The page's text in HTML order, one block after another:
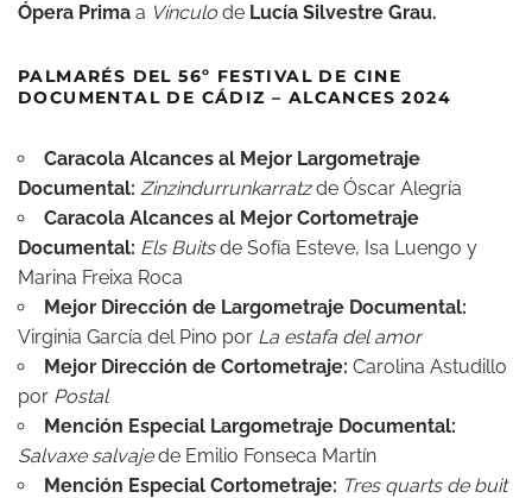
Ópera Prima a Vínculo de Lucía Silvestre Grau.
PALMARÉS DEL 56º FESTIVAL DE CINE
DOCUMENTAL DE CÁDIZ – ALCANCES 2024
Caracola Alcances al Mejor Largometraje
Documental: Zinzindurrunkarratzde Óscar Alegría
Caracola Alcances al Mejor Cortometraje
Documental: Els Buitsde Sofía Esteve, Isa Luengo y
Marina Freixa Roca
Mejor Dirección de Largometraje Documental:
Virginia García del Pino por La estafa del amor
Mejor Dirección de Cortometraje: Carolina Astudillo
por Postal
Mención Especial Largometraje Documental:
Salvaxe salvajede Emilio Fonseca Martín
Mención Especial Cortometraje: Tres quarts de buit